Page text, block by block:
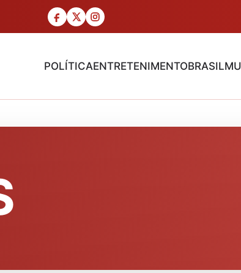
POLÍTICAENTRETENIMENTOBRASIL